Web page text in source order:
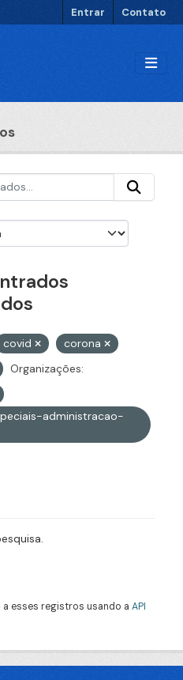
Entrar Contato
covid
corona
Organizações:
administracao-
esses registros usando a API